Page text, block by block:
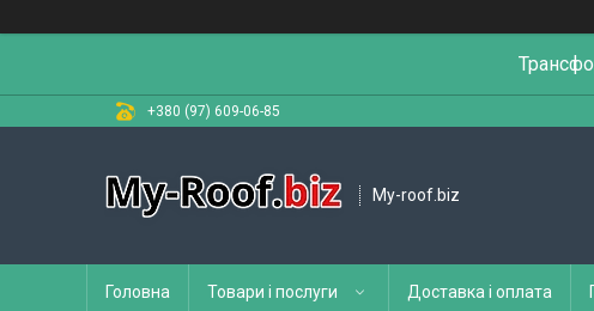
+380 (97) 609-06-85
My-roof.biz
Головна Товари і послуги Доставка і оплата